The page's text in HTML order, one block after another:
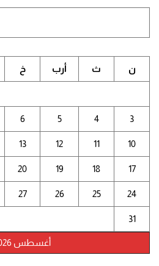
أغسطس 2026
ن ث أرب خ
3
4
5
6
10
11
12
13
17
18
19
20
24
25
26
27
31